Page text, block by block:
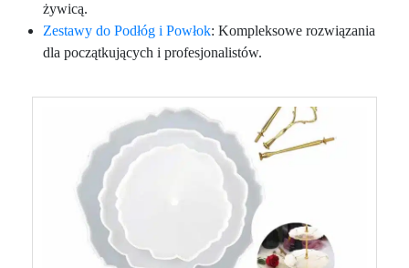
żywicą.
Zestawy do Podłóg i Powłok: Kompleksowe rozwiązania
dla początkujących i profesjonalistów.